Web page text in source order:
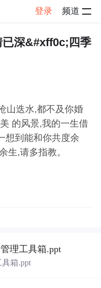
登录 频道
子详情
深&#xff0c;四季
山迭水,都不及你婚
的风景,我的一生借
想到能和你共度余
生,请多指教。
理工具箱.ppt
具箱.ppt